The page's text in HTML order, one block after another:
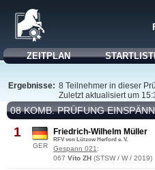
ZEITPLAN
Ergebnisse: 8 Teilnehmer in dieser
Zuletzt aktualisiert um
08 KOMB. PRÜFUNG
1
GER
Friedrich-Wilhelm Müller
RFV von Lützow Herford e. V.
Gespann 021 :
067 Vito ZH (STSW / W / 2019)